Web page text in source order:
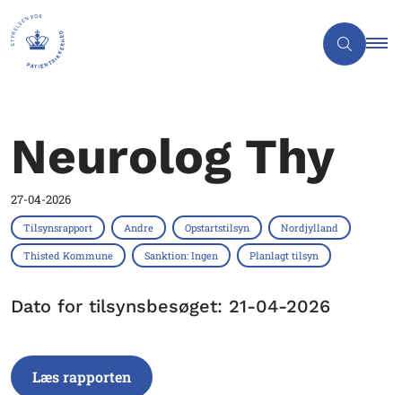
Neurolog Thy
27-04-2026
Tilsynsrapport Andre Opstartstilsyn Nordjylland
Thisted Kommune Sanktion: Ingen Planlagt tilsyn
Dato for tilsynsbesøget: 21-04-2026
Læs rapporten